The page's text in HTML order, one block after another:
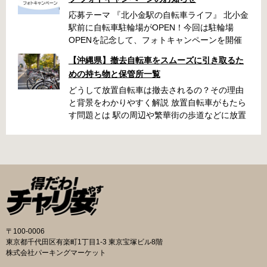
応募テーマ 『北小金駅の自転車ライフ』 北小金
駅前に自転車駐輪場がOPEN！今回は駐輪場
OPENを記念して、フォトキャンペーンを開催
車が写っている写真」を撮影いただき、みなさ
まの北小金駅周辺での思い出を写真とともに共
有できたらと思います。 素敵な写真の投稿をお
待ちしております！ 応募期間 2025年9月22日～
10月31日 ・キャンペーン期間中に何度も投稿可
シュタグ： #北小金駅の自転車ライフ メンシ
ョン ： @niringram 賞品 応募いただいた方
の中から抽選で QUOカードPay500円分×10名
様 投稿のルール・注意事項 ・キャンペーン期間
中に何度も投稿可能です。 ・応募期間内の投稿
は隠す加工をして投稿してください。 ・以下の
写真は選考対象外となります。 公道での違反行
【沖縄県】撤去自転車をスムーズに引き取るた
めの持ち物と保管所一覧
どうして放置自転車は撤去されるの？その理由
と背景をわかりやすく解説 放置自転車がもたら
す問題とは 駅の周辺や繁華街の歩道などに放置
置されることでゴミの投棄や治安の悪化につな
がるケースもあります。こうしたトラブルを未
然に防ぐために、自治体では定期的に撤去作業
が実施されています。 撤去の流れと手続き 自転
車が放置されていると判断された場合、自治体
を求めます。指定された日数を経過しても移動
されないと、保管所に移送されます。おおむね
〒100-0006
東京都千代田区有楽町1丁目1-3 東京宝塚ビル8階
株式会社パーキングマーケット